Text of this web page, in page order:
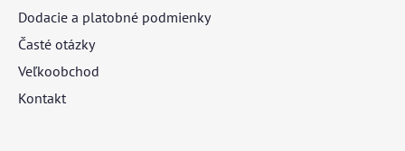
Dodacie a platobné podmienky
Časté otázky
Veľkoobchod
Kontakt